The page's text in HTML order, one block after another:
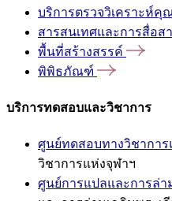
บริการตรวจวิเคราะห์คุ
สารสนเทศและการสื่อส
พื้นที่สร้างสรรค์
พิพิธภัณฑ์
บริการทดสอบและวิชาการ
ศูนย์ทดสอบทางวิชาการ
วิชาการแห่งจุฬาฯ
ศูนย์การแปลและการล่า